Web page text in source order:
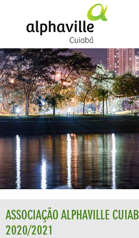
ASSOCIAÇÃO ALPHAVILLE
2020/2021